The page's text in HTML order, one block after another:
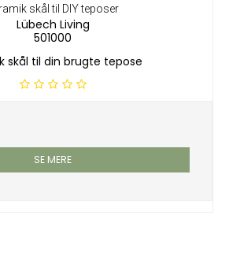
skål til DIY teposer
Lübech Living
501000
skål til din brugte tepose
SE MERE